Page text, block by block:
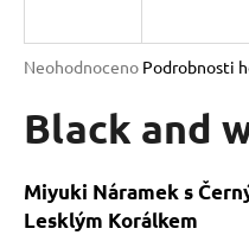
Průměrné
produktu
je
5
hvězdiček.
Neohodnoceno Podrobnosti
Black and
Miyuki Náramek s
Lesklým Korálkem
j
t
?